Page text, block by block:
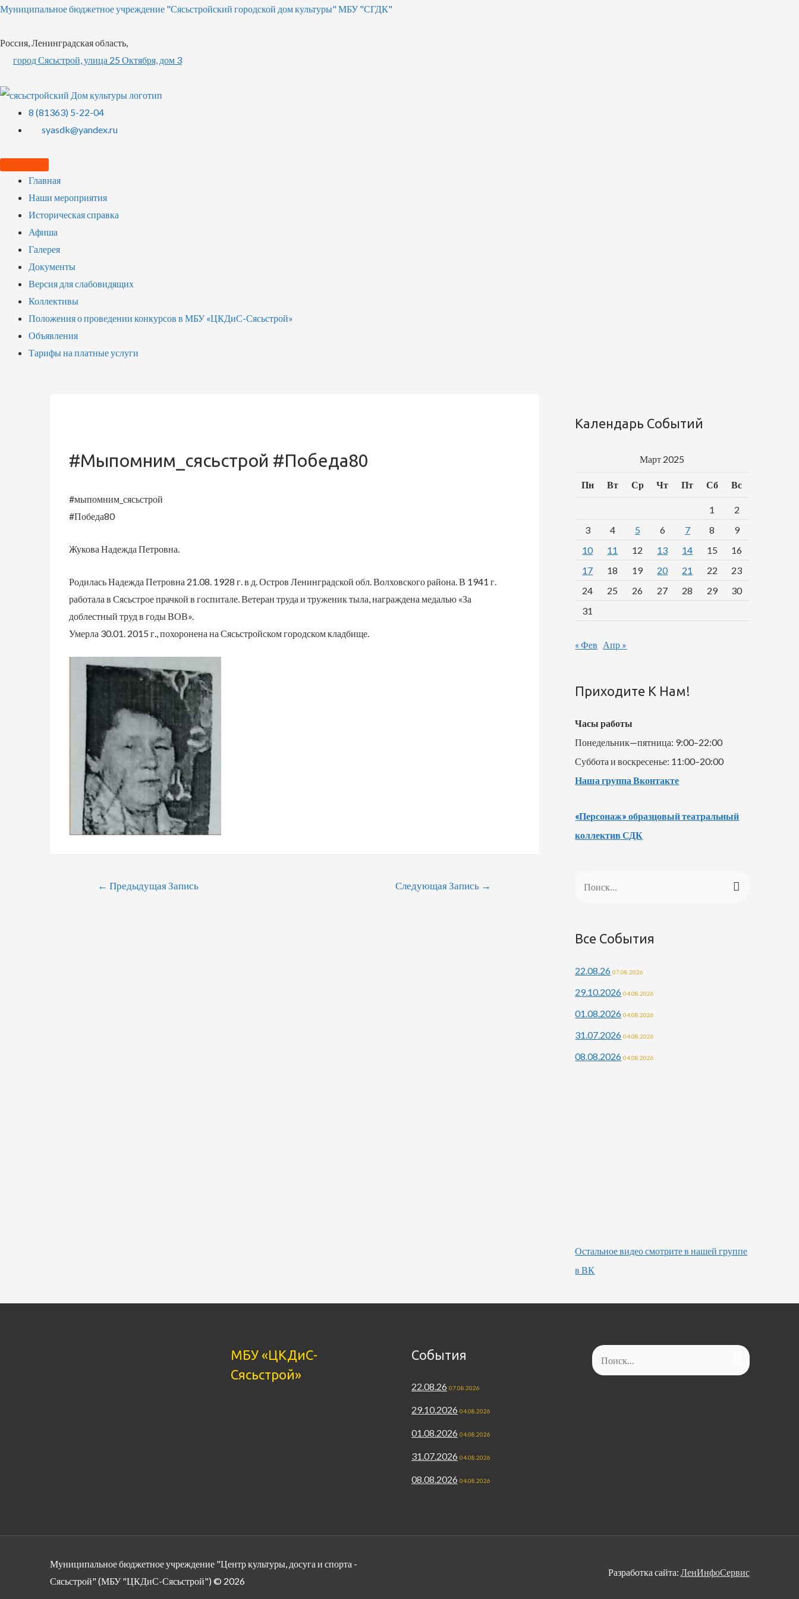
Муниципальное бюджетное учреждение "Сясьстройский городской дом культуры" МБУ "СГДК"
Россия, Ленинградская область,
город Сясьстрой, улица 25 Октября, дом 3
8 (81363) 5-22-04
syasdk@yandex.ru
Главная
Наши мероприятия
Историческая справка
Афиша
Галерея
Документы
Версия для слабовидящих
Коллективы
Положения о проведении конкурсов в МБУ «ЦКДиС-Сясьстрой»
Объявления
Тарифы на платные услуги
#мыпомним_сясьстрой #Победа80
#мыпомним_сясьстрой
#Победа80
Жукова Надежда Петровна.
Родилась Надежда Петровна 21.08. 1928 г. в д. Остров Ленинградской обл. Волховского района. В 1941 г.
работала в Сясьстрое прачкой в госпитале. Ветеран труда и труженик тыла, награждена медалью «За
доблестный труд в годы ВОВ».
Умерла 30.01. 2015 г., похоронена на Сясьстройском городском кладбище.
Навигация
← Предыдущая Запись Следующая Запись →
Календарь Событий
Март 2025
Пн Вт Ср Чт Пт Сб Вс
1
2
3
4 5 6 7 8
9
10
11 12 13 14 15
16
17
18 19 20 21 22
23
24
25 26 27 28 29
30
31
« Фев Апр »
Приходите К Нам!
Часы работы
Понедельник—пятница: 9:00–22:00
Суббота и воскресенье: 11:00–20:00
Наша группа Вконтакте
«Персонаж» образцовый театральный
коллектив СДК
т
:
Все События
22.08.26 07.08.2026
29.10.2026 04.08.2026
01.08.2026 04.08.2026
31.07.2026 04.08.2026
08.08.2026 04.08.2026
Остальное видео смотрите в нашей группе
в ВК
МБУ «ЦКДиС-
Сясьстрой»
События
22.08.26 07.08.2026
29.10.2026 04.08.2026
01.08.2026 04.08.2026
31.07.2026 04.08.2026
08.08.2026 04.08.2026
Найти:
Муниципальное бюджетное учреждение "Центр культуры, досуга и спорта -
Сясьстрой" (МБУ "ЦКДиС-Сясьстрой") © 2026
Разработка сайта: ЛенИнфоСервис